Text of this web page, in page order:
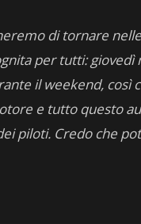
di tornare
per tutti:
il weekend, così
e tutto questo
piloti. Credo che